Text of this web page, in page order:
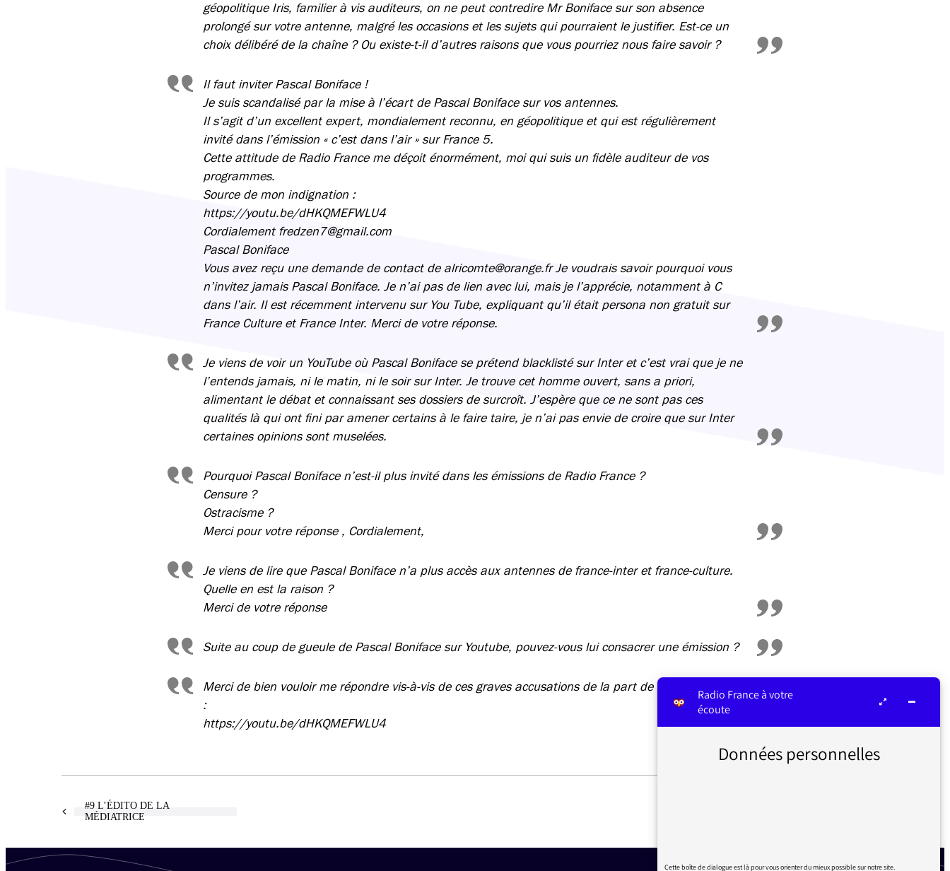
géopolitique Iris, familier à vis auditeurs, on ne peut contredire Mr Boniface sur son absence
prolongé sur votre antenne, malgré les occasions et les sujets qui pourraient le justifier. Est-ce un
choix délibéré de la chaîne ? Ou existe-t-il d’autres raisons que vous pourriez nous faire savoir ?
Il faut inviter Pascal Boniface !
Je suis scandalisé par la mise à l’écart de Pascal Boniface sur vos antennes.
Il s’agit d’un excellent expert, mondialement reconnu, en géopolitique et qui est régulièrement
invité dans l’émission « c’est dans l’air » sur France 5.
Cette attitude de Radio France me déçoit énormément, moi qui suis un fidèle auditeur de vos
programmes.
Source de mon indignation :
https://youtu.be/dHKQMEFWLU4
Cordialement fredzen7@gmail.com
Pascal Boniface
Vous avez reçu une demande de contact de alricomte@orange.fr Je voudrais savoir pourquoi vous
n’invitez jamais Pascal Boniface. Je n’ai pas de lien avec lui, mais je l’apprécie, notamment à C
dans l’air. Il est récemment intervenu sur You Tube, expliquant qu’il était persona non gratuit sur
France Culture et France Inter. Merci de votre réponse.
Je viens de voir un YouTube où Pascal Boniface se prétend blacklisté sur Inter et c’est vrai que je ne
l’entends jamais, ni le matin, ni le soir sur Inter. Je trouve cet homme ouvert, sans a priori,
alimentant le débat et connaissant ses dossiers de surcroît. J’espère que ce ne sont pas ces
qualités là qui ont fini par amener certains à le faire taire, je n’ai pas envie de croire que sur Inter
certaines opinions sont muselées.
Pourquoi Pascal Boniface n’est-il plus invité dans les émissions de Radio France ?
Censure ?
Ostracisme ?
Merci pour votre réponse , Cordialement,
Je viens de lire que Pascal Boniface n’a plus accès aux antennes de france-inter et france-culture.
Quelle en est la raison ?
Merci de votre réponse
Suite au coup de gueule de Pascal Boniface sur Youtube, pouvez-vous lui consacrer une émission ?
Merci de bien vouloir me répondre vis-à-vis de ces graves accusations de la part de Pascal Boniface
:
https://youtu.be/dHKQMEFWLU4
#9 L’ÉDITO DE LA
MÉDIATRICE
Radio France à votre
écoute
Données personnelles
Cette boîte de dialogue est là pour vous orienter du mieux possible sur notre site.